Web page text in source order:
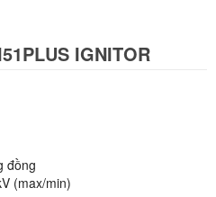
IGNITOR
đồng
(max/min)